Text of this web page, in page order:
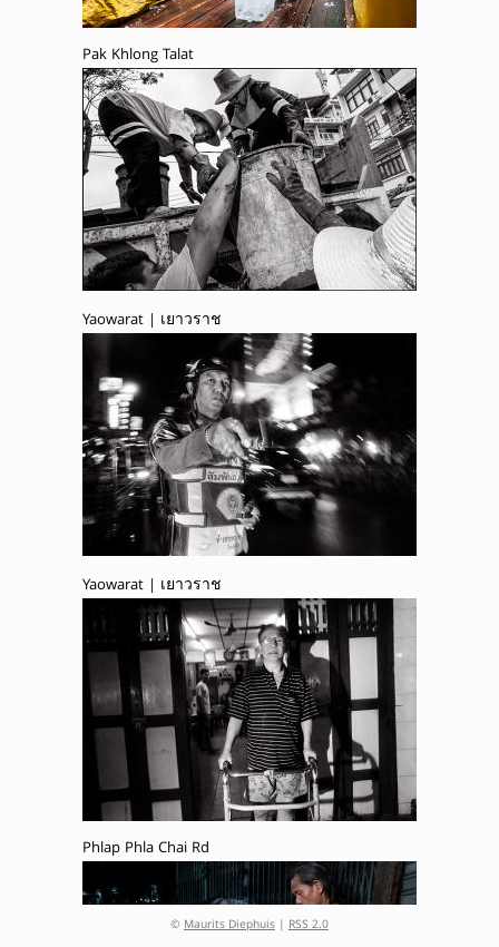
Pak Khlong Talat
Yaowarat | เยาวราช
Yaowarat | เยาวราช
Phlap Phla Chai Rd
© Maurits Diephuis | RSS 2.0